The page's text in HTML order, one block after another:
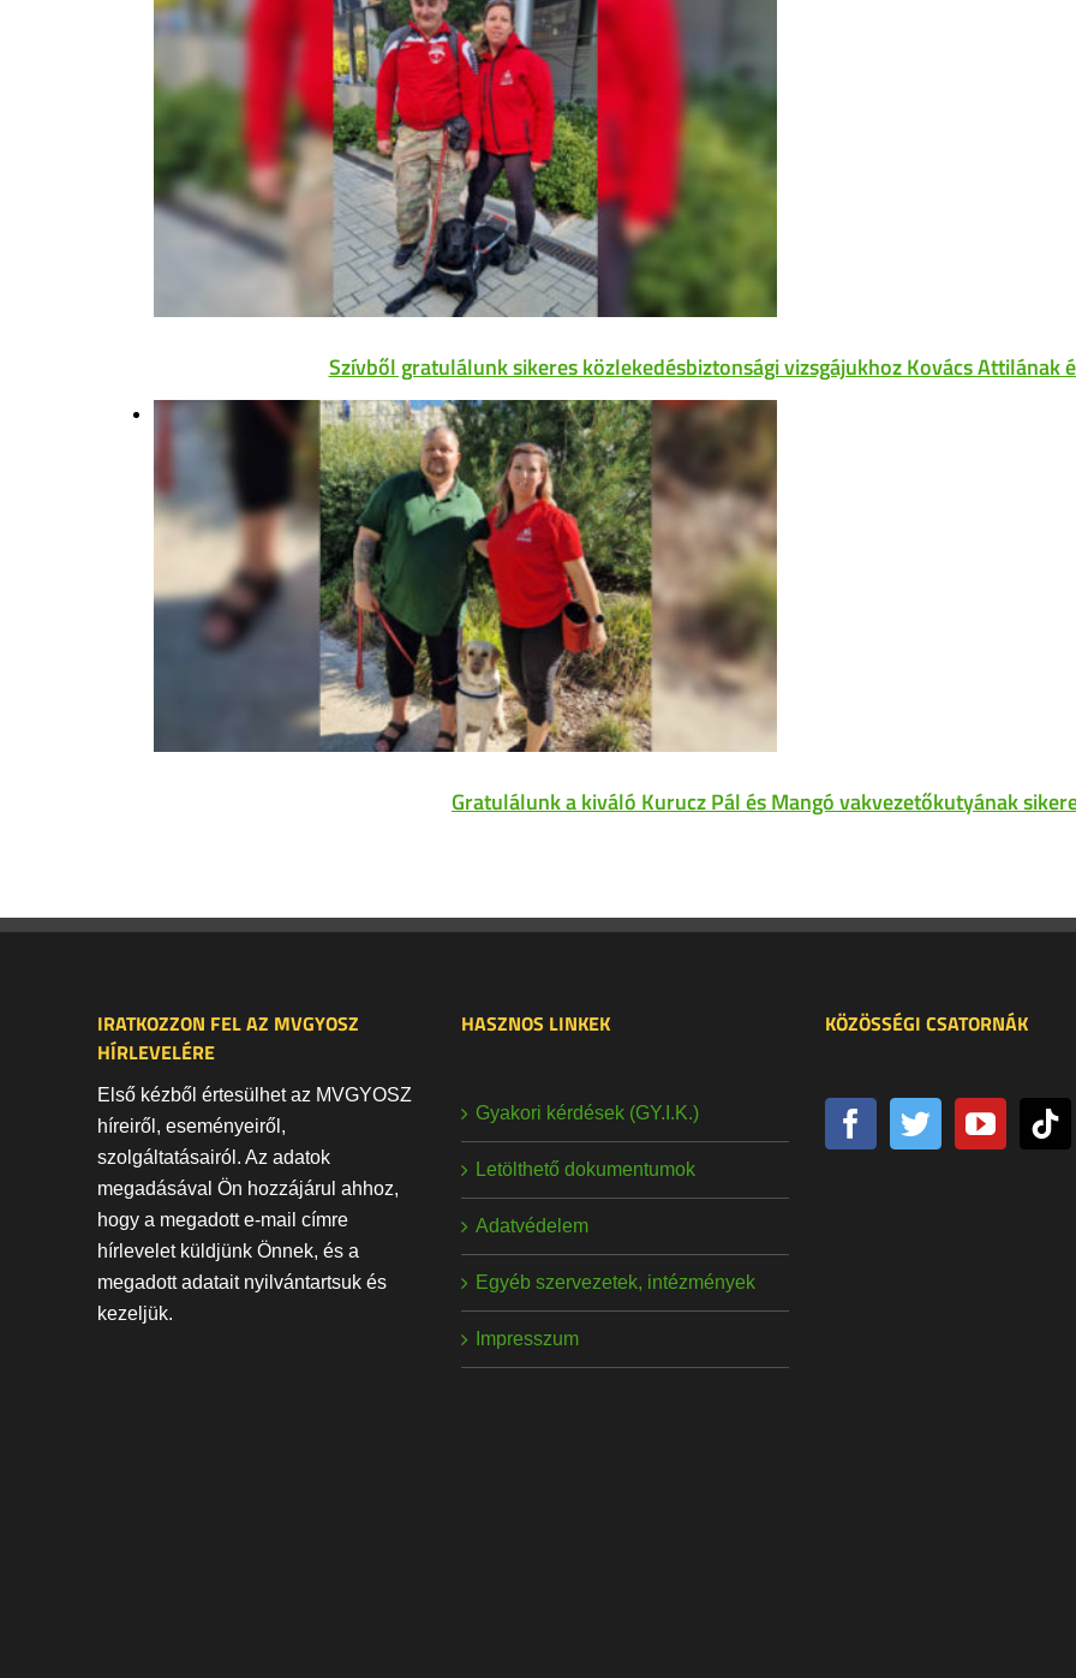
Szívből gratulálunk sikeres közlekedésbiztonsági vizsgájukhoz Kovács Attilának
Gratulálunk a kiváló Kurucz Pál és Mangó vakvezetőkutyának
IRATKOZZON FEL AZ MVGYOSZ
HÍRLEVELÉRE
Első kézből értesülhet az MVGYOSZ
híreiről, eseményeiről,
szolgáltatásairól. Az adatok
megadásával Ön hozzájárul ahhoz,
hogy a megadott e-mail címre
hírlevelet küldjünk Önnek, és a
megadott adatait nyilvántartsuk és
kezeljük.
HASZNOS LINKEK
Gyakori kérdések (GY.I.K.)
Letölthető dokumentumok
Adatvédelem
Egyéb szervezetek, intézmények
Impresszum
KÖZÖSSÉGI CSATORNÁK